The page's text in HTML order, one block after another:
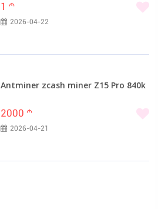
1 m
2026-04-22
Antminer zcash miner Z15 Pro 840k
2000 m
2026-04-21